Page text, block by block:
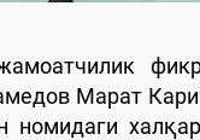
Марат
номидаги